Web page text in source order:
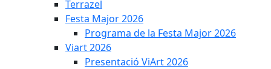
Terrazel
Festa Major 2026
Programa de la Festa Major 2026
Viart 2026
Presentació ViArt 2026